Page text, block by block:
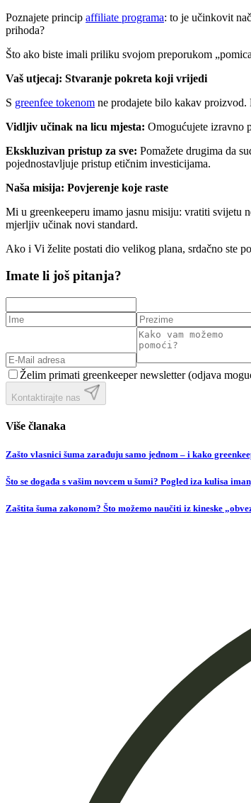
Poznajete princip affiliate programa: to je učinkovit
prihoda?
Što ako biste imali priliku svojom preporukom
Vaš utjecaj: Stvaranje pokreta koji vrijedi
S greenfee tokenom ne prodajete bilo kakav
Vidljiv učinak na licu mjesta: Omogućujete izravno
Ekskluzivan pristup za sve: Pomažete drugima da
pojednostavljuje pristup etičnim investicijama.
Naša misija: Povjerenje koje raste
Mi u greenkeeperu imamo jasnu misiju: vratiti svijetu
mjerljiv učinak novi standard.
Ako i Vi želite postati dio velikog plana, srdačno ste
Imate li još pitanja?
Želim primati greenkeeper newsletter (odjava
Kontaktirajte nas
Više članaka
Zašto vlasnici šuma zarađuju samo jednom – i kako
Što se događa s vašim novcem u šumi? Pogled iza kulisa
Zaštita šuma zakonom? Što možemo naučiti iz kineske